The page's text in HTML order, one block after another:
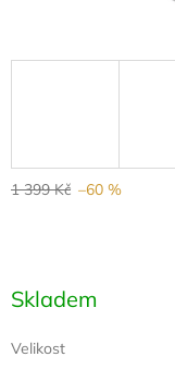
1 399 Kč –60 %
Měrná
cena:
Skladem
Velikost